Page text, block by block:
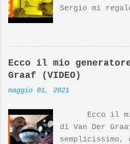
Sergio mi
sistema per
giocando.
geniale di
design di Dieter
designer della
prodotto si è
prodotto
altri prodotti
Ecco il mio
Graaf (VIDEO)
maggio 01, 2021
Ecco il mio
di Van Der
semplicissimo,